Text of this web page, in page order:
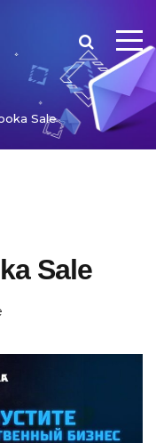
Sale
Sale